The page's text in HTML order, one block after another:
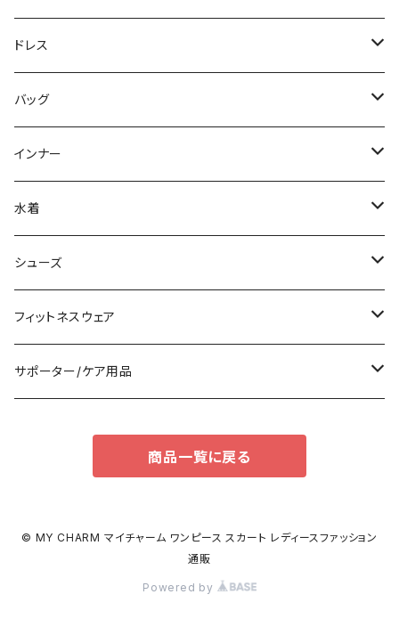
ニット/セーター
パーカー
スウェット/トレーナー
その他
ノースリーブ
その他
チュニック
デニム
レギンス
その他
オールインワン
ロング
その他
ジャケット
その他
パンツスーツ
スカートスーツ
その他
ドレス
ミニ/ショート
ミディアム/ミモレ
ロング/マキシ
袖付き
ノースリーブ
パンツドレス
バッグ
サブバッグ
クラッチバッグ
フォーマルバッグ
カジュアルバッグ
バックパック
その他
インナー
ブラ/ブラトップ/ベアトップ
ショーツ
タンクトップ/キャミソール
半袖/5分
ペチコート/ペチパンツ
水着
タンキニ
バンドゥビキニ
ワンピース
シューズ
スニーカー
ブーツ
その他
フィットネスウェア
セット販売
タイツ
サポーター/ケア用品
商品一覧に戻る
© MY CHARM マイチャーム ワンピース スカート レディースファッション
通販
Powered by